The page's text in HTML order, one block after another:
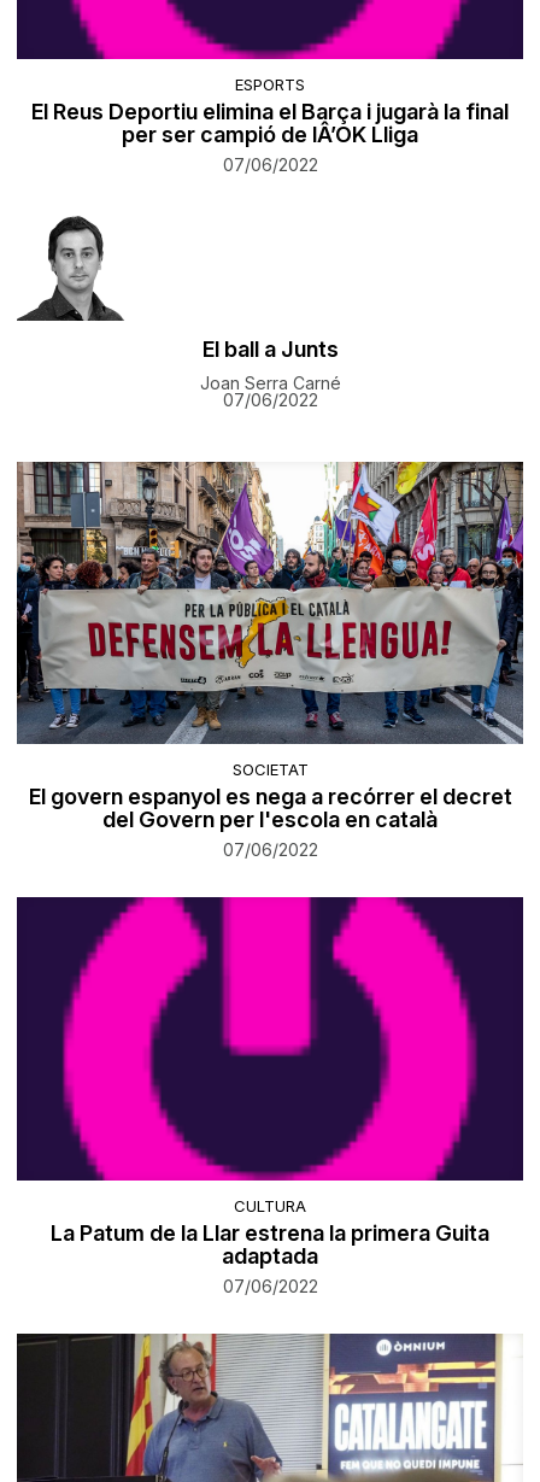
ESPORTS
El Reus Deportiu elimina el Barça i jugarà la final
per ser campió de lÂ’OK Lliga
07/06/2022
El ball a Junts
Joan Serra Carné
07/06/2022
SOCIETAT
El govern espanyol es nega a recórrer el decret
del Govern per l'escola en català
07/06/2022
CULTURA
La Patum de la Llar estrena la primera Guita
adaptada
07/06/2022